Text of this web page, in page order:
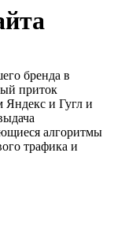
бренда в
приток
Яндекс и Гугл и
алгоритмы
трафика и